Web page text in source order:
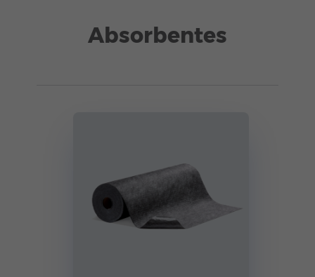
Absorbentes